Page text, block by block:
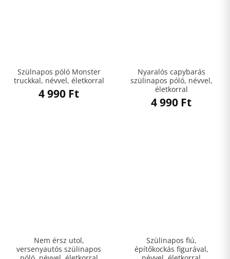
Szülnapos póló Monster
truckkal, névvel, életkorral
4 990 Ft
Nyaralós capybarás
szülinapos póló, névvel,
életkorral
4 990 Ft
Nem érsz utol,
versenyautós szülinapos
Szülinapos fiú,
építőkockás figurával,